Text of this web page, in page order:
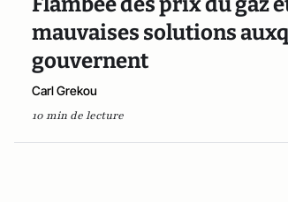
mauvaises solutions
gouvernent
Carl Grekou
10 min de lecture